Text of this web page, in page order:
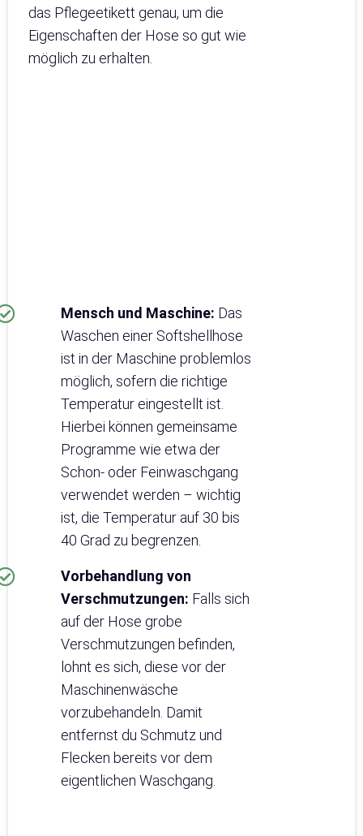
das Pflegeetikett genau, um die
Eigenschaften der Hose so gut wie
möglich zu erhalten.
Mensch und Maschine: Das
Waschen einer Softshellhose
ist in der Maschine problemlos
möglich, sofern die richtige
Temperatur eingestellt ist.
Hierbei können gemeinsame
Programme wie etwa der
Schon- oder Feinwaschgang
verwendet werden – wichtig
ist, die Temperatur auf 30 bis
40 Grad zu begrenzen.
Vorbehandlung von
Verschmutzungen: Falls sich
auf der Hose grobe
Verschmutzungen befinden,
lohnt es sich, diese vor der
Maschinenwäsche
vorzubehandeln. Damit
entfernst du Schmutz und
Flecken bereits vor dem
eigentlichen Waschgang.